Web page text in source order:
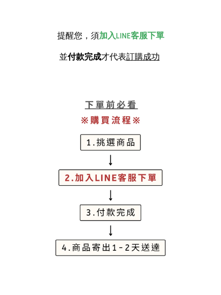
提醒您，須加入LINE客服下單
並付款完成才代表訂購成功